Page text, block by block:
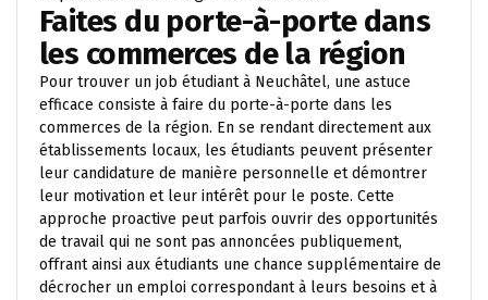
Faites du porte-à-porte dans
les commerces de la région
Pour trouver un job étudiant à Neuchâtel, une astuce
efficace consiste à faire du porte-à-porte dans les
commerces de la région. En se rendant directement aux
établissements locaux, les étudiants peuvent présenter
leur candidature de manière personnelle et démontrer
leur motivation et leur intérêt pour le poste. Cette
approche proactive peut parfois ouvrir des opportunités
de travail qui ne sont pas annoncées publiquement,
offrant ainsi aux étudiants une chance supplémentaire de
décrocher un emploi correspondant à leurs besoins et à